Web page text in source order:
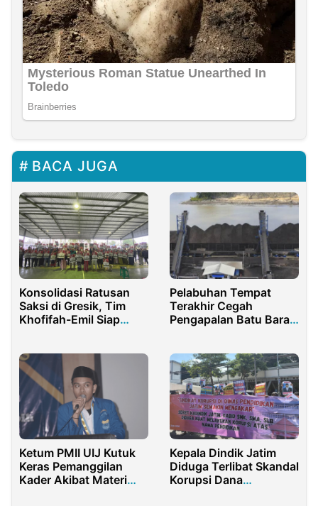
BACA JUGA
Konsolidasi Ratusan
Saksi di Gresik, Tim
Khofifah-Emil Siap
Pelabuhan Tempat
Terakhir Cegah
Pengapalan Batu Bara
Ketum PMII UIJ Kutuk
Keras Pemanggilan
Kader Akibat Materi
Kepala Dindik Jatim
Diduga Terlibat Skandal
Korupsi Dana